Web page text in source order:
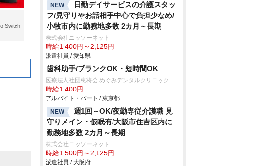
Switch
NEW
日勤デイサービスの介護スタッ
フ/見守りやお話相手中心で負担少なめ/
小牧市内に勤務地多数 2カ月～長期
株式会社ニッソーネット
時給1,400円～2,125円
派遣社員 / 愛知県
歯科助手/ブランクOK・短時間OK
医療法人社団恵将会 めぐみデンタルクリニック
時給1,400円
アルバイト・パート / 東京都
NEW
週1回～OK/夜勤専従介護職 見
守りメイン・仮眠有/大阪市住吉区内に
勤務地多数 2カ月～長期
株式会社ニッソーネット
時給1,500円～2,125円
派遣社員 / 大阪府